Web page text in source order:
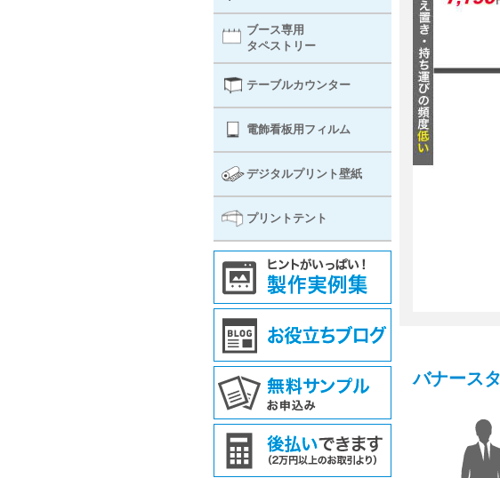
バナース
ブース専用
タペストリー
テーブルカウンター
電飾看板用フィルム
デジタルプリント壁紙
プリントテント